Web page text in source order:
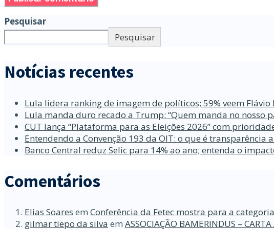
Pesquisar
Pesquisar
Notícias recentes
Lula lidera ranking de imagem de políticos; 59% veem
Lula manda duro recado a Trump: “Quem manda no nosso
CUT lança “Plataforma para as Eleições 2026” com
Entendendo a Convenção 193 da OIT: o que é transparência
Banco Central reduz Selic para 14% ao ano; entenda o
Comentários
Elias Soares em Conferência da Fetec mostra para a
gilmar tiepo da silva em ASSOCIAÇÃO BAMERINDUS –